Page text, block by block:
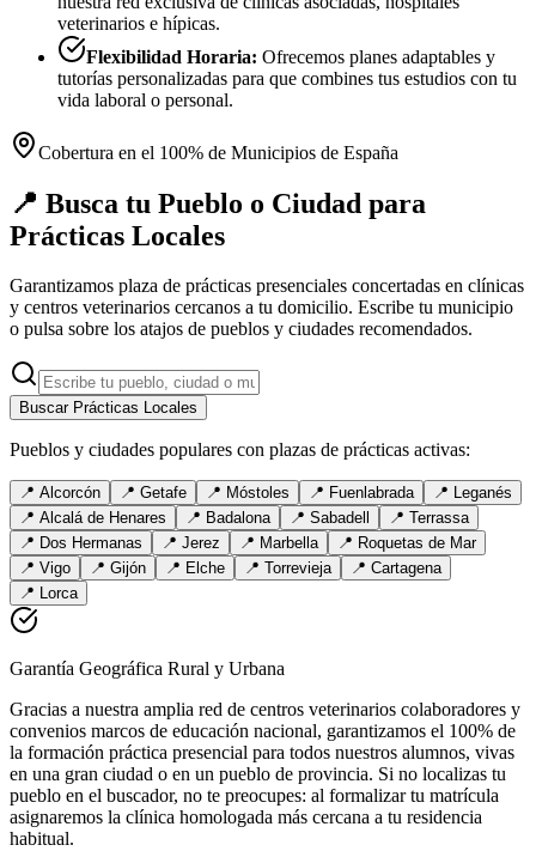
veterinarios e hípicas.
Flexibilidad Horaria: Ofrecemos planes adaptables y
tutorías personalizadas para que combines tus estudios con tu
vida laboral o personal.
Cobertura en el 100% de Municipios de España
📍 Busca tu Pueblo o Ciudad para
Prácticas Locales
Garantizamos plaza de prácticas presenciales concertadas en clínicas
y centros veterinarios cercanos a tu domicilio. Escribe tu municipio
o pulsa sobre los atajos de pueblos y ciudades recomendados.
Buscar Prácticas Locales
Pueblos y ciudades populares con plazas de prácticas activas:
📍 Alcorcón 📍 Getafe 📍 Móstoles 📍 Fuenlabrada 📍 Leganés
📍 Alcalá de Henares 📍 Badalona 📍 Sabadell 📍 Terrassa
📍 Dos Hermanas 📍 Jerez 📍 Marbella 📍 Roquetas de Mar
📍 Vigo 📍 Gijón 📍 Elche 📍 Torrevieja 📍 Cartagena
📍 Lorca
Garantía Geográfica Rural y Urbana
Gracias a nuestra amplia red de centros veterinarios colaboradores y
convenios marcos de educación nacional, garantizamos el 100% de
la formación práctica presencial para todos nuestros alumnos, vivas
en una gran ciudad o en un pueblo de provincia. Si no localizas tu
pueblo en el buscador, no te preocupes: al formalizar tu matrícula
asignaremos la clínica homologada más cercana a tu residencia
habitual.